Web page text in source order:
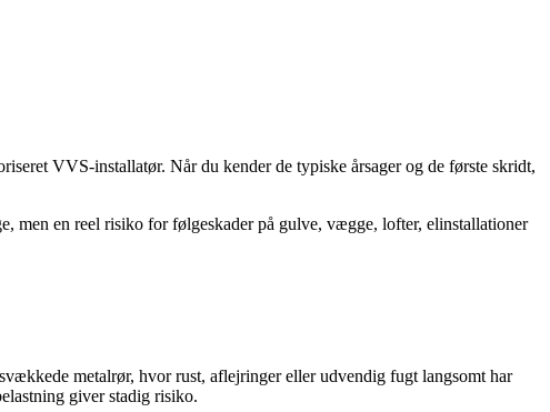
VVS-installatør. Når du kender de typiske årsager og de første skridt,
men en reel risiko for følgeskader på gulve, vægge, lofter, elinstallationer
metalrør, hvor rust, aflejringer eller udvendig fugt langsomt har
giver stadig risiko.